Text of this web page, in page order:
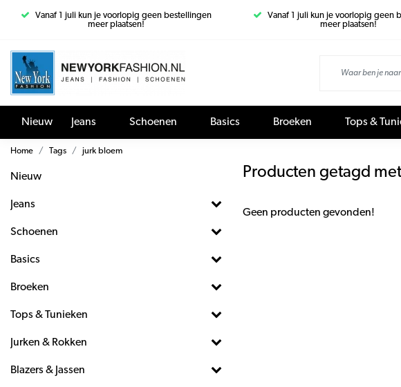
Vanaf 1 juli kun je voorlopig geen bestellingen
meer plaatsen!
Vanaf 1 juli kun je voorlopig geen
meer plaatsen!
Nieuw Jeans Schoenen Basics Broeken Tops &
Home Tags jurk bloem
Nieuw
Jeans
Schoenen
Basics
Broeken
Tops & Tunieken
Jurken & Rokken
Blazers & Jassen
Producten getagd
Geen producten gevonden!